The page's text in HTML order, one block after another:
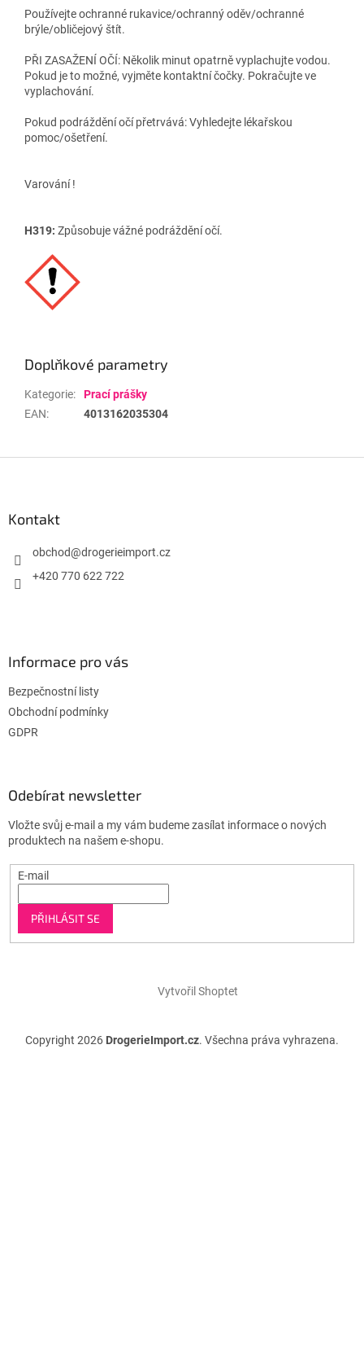
Používejte ochranné rukavice/ochranný oděv/ochranné
brýle/obličejový štít.
PŘI ZASAŽENÍ OČÍ: Několik minut opatrně vyplachujte vodou.
Pokud je to možné, vyjměte kontaktní čočky. Pokračujte ve
vyplachování.
Pokud podráždění očí přetrvává: Vyhledejte lékařskou
pomoc/ošetření.
Varování !
H319: Způsobuje vážné podráždění očí.
Doplňkové parametry
Kategorie:
Prací prášky
EAN: 4013162035304
Kontakt
obchod@drogerieimport.cz
+420 770 622 722
Informace pro vás
Bezpečnostní listy
Obchodní podmínky
GDPR
Odebírat newsletter
Vložte svůj e-mail a my vám budeme zasílat informace o nových
produktech na našem e-shopu.
E-mail
PŘIHLÁSIT SE
Vytvořil Shoptet
Copyright 2026 DrogerieImport.cz. Všechna práva vyhrazena.